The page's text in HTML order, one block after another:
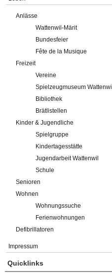
Anlässe
Wattenwil-Märit
Bundesfeier
Fête de la Musique
Freizeit
Vereine
Spielzeugmuseum Wattenwil
Bibliothek
Brätlistellen
Kinder & Jugendliche
Spielgruppe
Kindertagesstätte
Jugendarbeit Wattenwil
Schule
Senioren
Wohnen
Wohnungssuche
Ferienwohnungen
Defibrillatoren
Impressum
Quicklinks